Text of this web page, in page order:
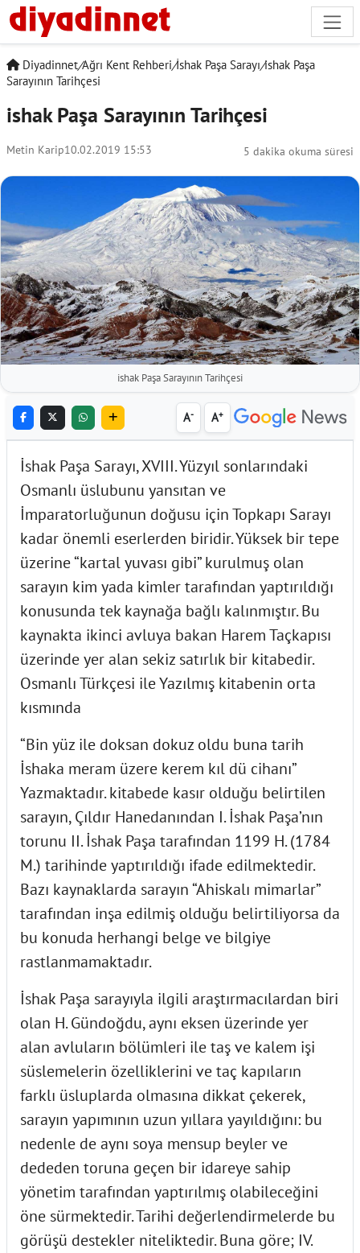
Diyadinnet/Ağrı Kent Rehberi/İshak Paşa Sarayı/ishak Paşa
Sarayının Tarihçesi
ishak Paşa Sarayının Tarihçesi
Metin Karip10.02.2019 15:53 5 dakika okuma süresi
ishak Paşa Sarayının Tarihçesi
A- A+
İshak Paşa Sarayı, XVIII. Yüzyıl sonlarındaki
Osmanlı üslubunu yansıtan ve
İmparatorluğunun doğusu için Topkapı Sarayı
kadar önemli eserlerden biridir. Yüksek bir tepe
üzerine “kartal yuvası gibi” kurulmuş olan
sarayın kim yada kimler tarafından yaptırıldığı
konusunda tek kaynağa bağlı kalınmıştır. Bu
kaynakta ikinci avluya bakan Harem Taçkapısı
üzerinde yer alan sekiz satırlık bir kitabedir.
Osmanlı Türkçesi ile Yazılmış kitabenin orta
kısmında
“Bin yüz ile doksan dokuz oldu buna tarih
İshaka meram üzere kerem kıl dü cihanı”
Yazmaktadır. kitabede kasır olduğu belirtilen
sarayın, Çıldır Hanedanından I. İshak Paşa’nın
torunu II. İshak Paşa tarafından 1199 H. (1784
M.) tarihinde yaptırıldığı ifade edilmektedir.
Bazı kaynaklarda sarayın “Ahiskalı mimarlar”
tarafından inşa edilmiş olduğu belirtiliyorsa da
bu konuda herhangi belge ve bilgiye
rastlanmamaktadır.
İshak Paşa sarayıyla ilgili araştırmacılardan biri
olan H. Gündoğdu, aynı eksen üzerinde yer
alan avluların bölümleri ile taş ve kalem işi
süslemelerin özelliklerini ve taç kapıların
farklı üsluplarda olmasına dikkat çekerek,
sarayın yapımının uzun yıllara yayıldığını: bu
nedenle de aynı soya mensup beyler ve
dededen toruna geçen bir idareye sahip
yönetim tarafından yaptırılmış olabileceğini
öne sürmektedir. Tarihi değerlendirmelerde bu
görüşü destekler niteliktedir. Buna göre; IV.